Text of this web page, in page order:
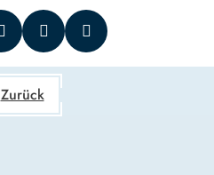
Zurück